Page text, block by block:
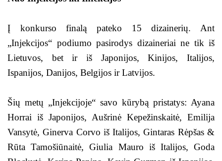
Į konkurso finalą pateko 15 dizainerių. Ant
„Injekcijos“ podiumo pasirodys dizaineriai ne tik iš
Lietuvos, bet ir iš Japonijos, Kinijos, Italijos,
Ispanijos, Danijos, Belgijos ir Latvijos.
Šių metų „Injekcijoje“ savo kūrybą pristatys: Ayana
Horrai iš Japonijos, Aušrinė Kepežinskaitė, Emilija
Vansytė, Ginerva Corvo iš Italijos, Gintaras Rėpšas &
Rūta Tamošiūnaitė, Giulia Mauro iš Italijos, Goda